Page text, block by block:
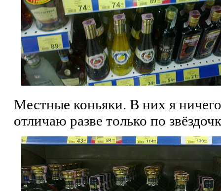
Местные коньяки. В них я
отличаю разве только по